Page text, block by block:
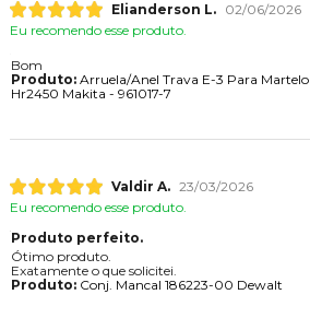
Elianderson L.
02/06/2026
Eu recomendo esse produto.
Bom
Produto:Arruela/Anel Trava E-3 Para Martelo
Hr2450 Makita - 961017-7
Valdir A. 23/03/2026
Eu recomendo esse produto.
Produto perfeito.
Ótimo produto.
Exatamente o que solicitei.
Produto:Conj. Mancal 186223-00 Dewalt